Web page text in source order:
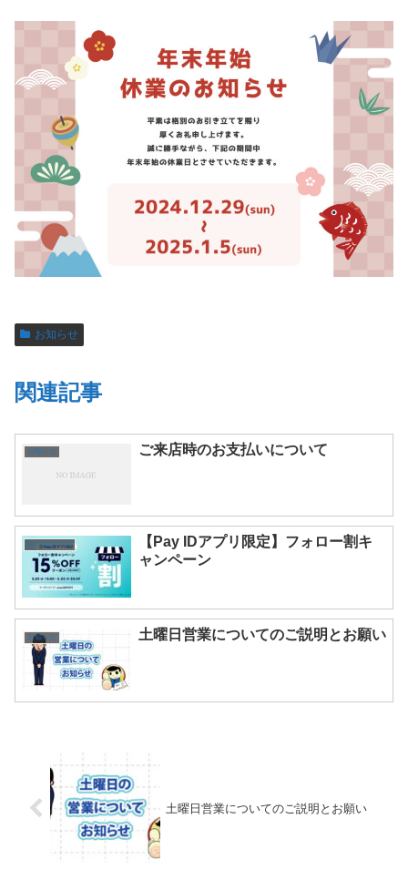
お知らせ
関連記事
お知らせ ご来店時のお支払いについて
Uncategorized
【Pay IDアプリ限定】フォロー割キ
ャンペーン
お知らせ 土曜日営業についてのご説明とお願い
土曜日営業についてのご説明とお願い